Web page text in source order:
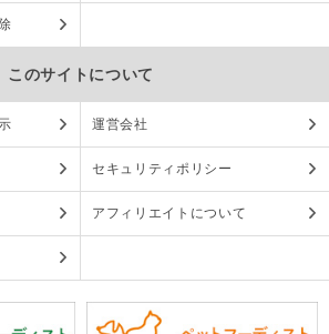
このサイトについて
運営会社
セキュリティポリシー
アフィリエイトについて